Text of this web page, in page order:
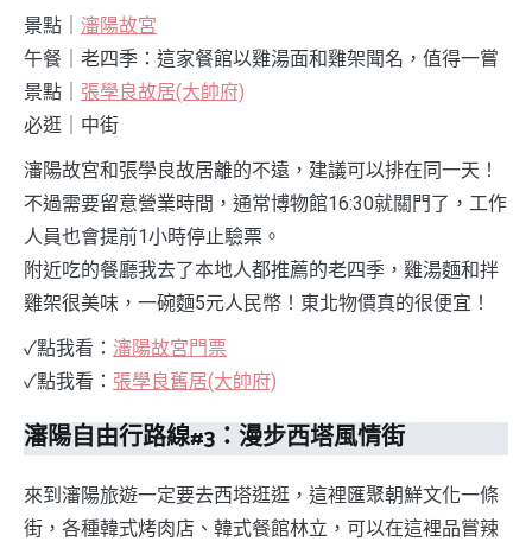
景點｜ 瀋陽故宮
午餐｜老四季：這家餐館以雞湯面和雞架聞名，值得一嘗
景點｜ 張學良故居(大帥府)
必逛｜中街
瀋陽故宮和張學良故居離的不遠，建議可以排在同一天！
不過需要留意營業時間，通常博物館16:30就關門了，工作
人員也會提前1小時停止驗票。
附近吃的餐廳我去了本地人都推薦的老四季，雞湯麵和拌
雞架很美味，一碗麵5元人民幣！東北物價真的很便宜！
✓點我看： 瀋陽故宮門票
✓點我看： 張學良舊居(大帥府)
瀋陽自由行路線#3：漫步西塔風情街
來到瀋陽旅遊一定要去西塔逛逛，這裡匯聚朝鮮文化一條
街，各種韓式烤肉店、韓式餐館林立，可以在這裡品嘗辣